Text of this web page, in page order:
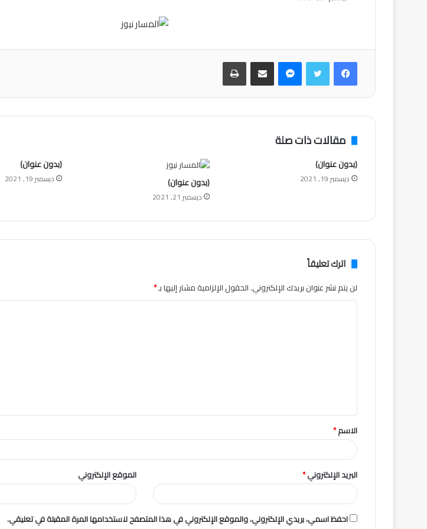
فيسبوكتويتر ماسنجر مشاركة عبر البريد طباعة
مقالات ذات صلة
(بدون عنوان)
ديسمبر 19, 2021 (بدون عنوان)
ديسمبر 21, 2021
(بدون عنوان)
ديسمبر 19, 2021
اترك تعليقاً
لن يتم نشر عنوان بريدك الإلكتروني.الحقول الإلزامية مشار إليها بـ*
ق
*
الاسم*
البريد الإلكتروني* الموقع الإلكتروني
احفظ اسمي، بريدي الإلكتروني، والموقع الإلكتروني في هذا المتصفح لاستخدامها المرة المقبلة في تعليقي.